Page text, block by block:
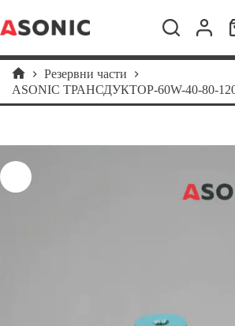
to
content
Home
Резервни части
ASONIC ТРАНСДУКТОР-60W-40-80-